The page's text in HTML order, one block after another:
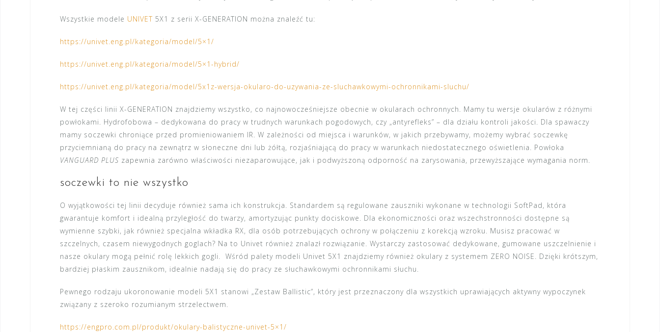
Wszystkie modele UNIVET 5X1 z serii X-GENERATION można znaleźć tu:
https://univet.eng.pl/kategoria/model/5×1/
https://univet.eng.pl/kategoria/model/5×1-hybrid/
https://univet.eng.pl/kategoria/model/5x1z-wersja-okularo-do-uzywania-ze-sluchawkowymi-ochronnikami-sluchu/
W tej części linii X-GENERATION znajdziemy wszystko, co najnowocześniejsze obecnie w okularach ochronnych. Mamy tu wersje okularów z różnymi
powłokami. Hydrofobowa – dedykowana do pracy w trudnych warunkach pogodowych, czy „antyrefleks” – dla działu kontroli jakości. Dla spawaczy
mamy soczewki chroniące przed promieniowaniem IR. W zależności od miejsca i warunków, w jakich przebywamy, możemy wybrać soczewkę
przyciemnianą do pracy na zewnątrz w słoneczne dni lub żółtą, rozjaśniającą do pracy w warunkach niedostatecznego oświetlenia. Powłoka
VANGUARD PLUS zapewnia zarówno właściwości niezaparowujące, jak i podwyższoną odporność na zarysowania, przewyższające wymagania norm.
soczewki to nie wszystko
O wyjątkowości tej linii decyduje również sama ich konstrukcja. Standardem są regulowane zauszniki wykonane w technologii SoftPad, która
gwarantuje komfort i idealną przyległość do twarzy, amortyzując punkty dociskowe. Dla ekonomiczności oraz wszechstronności dostępne są
wymienne szybki, jak również specjalna wkładka RX, dla osób potrzebujących ochrony w połączeniu z korekcją wzroku. Musisz pracować w
szczelnych, czasem niewygodnych goglach? Na to Univet również znalazł rozwiązanie. Wystarczy zastosować dedykowane, gumowane uszczelnienie i
nasze okulary mogą pełnić rolę lekkich gogli. Wśród palety modeli Univet 5X1 znajdziemy również okulary z systemem ZERO NOISE. Dzięki krótszym,
bardziej płaskim zausznikom, idealnie nadają się do pracy ze słuchawkowymi ochronnikami słuchu.
Pewnego rodzaju ukoronowanie modeli 5X1 stanowi „Zestaw Ballistic”, który jest przeznaczony dla wszystkich uprawiających aktywny wypoczynek
związany z szeroko rozumianym strzelectwem.
https://engpro.com.pl/produkt/okulary-balistyczne-univet-5×1/